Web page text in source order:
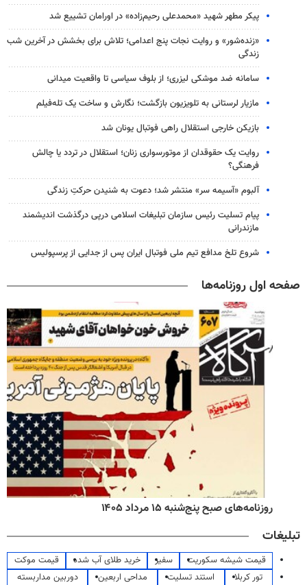
پیکر مطهر شهید «محمدعلی رحیم‌زاده» در اورامان تشییع شد
«زنده‌شور» و روایت نجات پنج اعدامی؛ تلاش برای بخشش در آخرین شب
زندگی
سامانه ضد موشکی لیزری؛ از بلوف سیاسی تا واقعیت میدانی
مازیار لرستانی به تلویزیون بازگشت؛ نگارش و ساخت یک تله‌فیلم
بازیکن خارجی استقلال راهی فوتبال یونان شد
روایت یک حقوقدان از موتورسواری زنان؛ استقلال در تردد یا چالش
فرهنگی؟
آلبوم «آسیمه سر» منتشر شد؛ دعوت به شنیدن حرکتِ زندگی
پیام تسلیت رئیس سازمان تبلیغات اسلامی درپی درگذشت اندیشمند
مازندرانی
شروع تلخ مدافع تیم ملی فوتبال ایران پس از جدایی از پرسپولیس
صفحه اول روزنامه‌ها
روزنامه‌های صبح پنج‌شنبه ۱۵ مرداد ۱۴۰۵
تبلیغات
قیمت شیشه سکوریت سفیر خرید طلای آب شده
قیمت موکت
تور کربلا
استند تسلیت مداحی اربعین
دوربین مداربسته